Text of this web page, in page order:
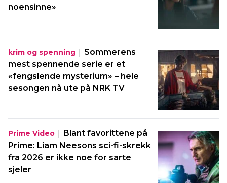
noensinne»
krim og spenning | Sommerens
mest spennende serie er et
«fengslende mysterium» – hele
sesongen nå ute på NRK TV
Prime Video | Blant favorittene på
Prime: Liam Neesons sci-fi-skrekk
fra 2026 er ikke noe for sarte
sjeler